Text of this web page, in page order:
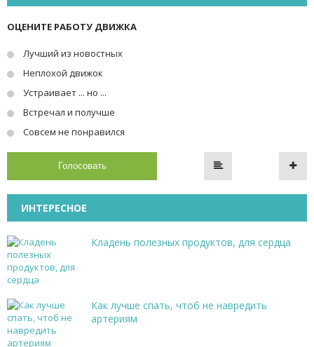
ОЦЕНИТЕ РАБОТУ ДВИЖКА
Лучший из новостных
Неплохой движок
Устраивает ... но ...
Встречал и получше
Совсем не понравился
Голосовать
ИНТЕРЕСНОЕ
Кладень полезных продуктов, для сердца
Как лучше спать, чтоб не навредить
артериям